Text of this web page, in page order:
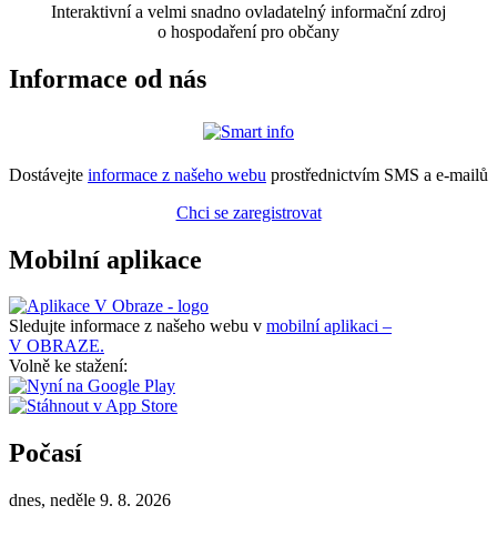
Interaktivní a velmi snadno ovladatelný informační zdroj
o hospodaření pro občany
Informace od nás
Dostávejte informace z našeho webu prostřednictvím SMS a e-mailů
Chci se zaregistrovat
Mobilní aplikace
Sledujte informace z našeho webu v mobilní aplikaci –
V OBRAZE.
Volně ke stažení:
Počasí
dnes, neděle 9. 8. 2026